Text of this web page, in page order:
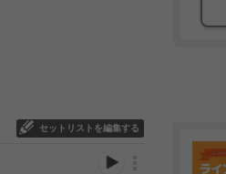
セットリストを編集する